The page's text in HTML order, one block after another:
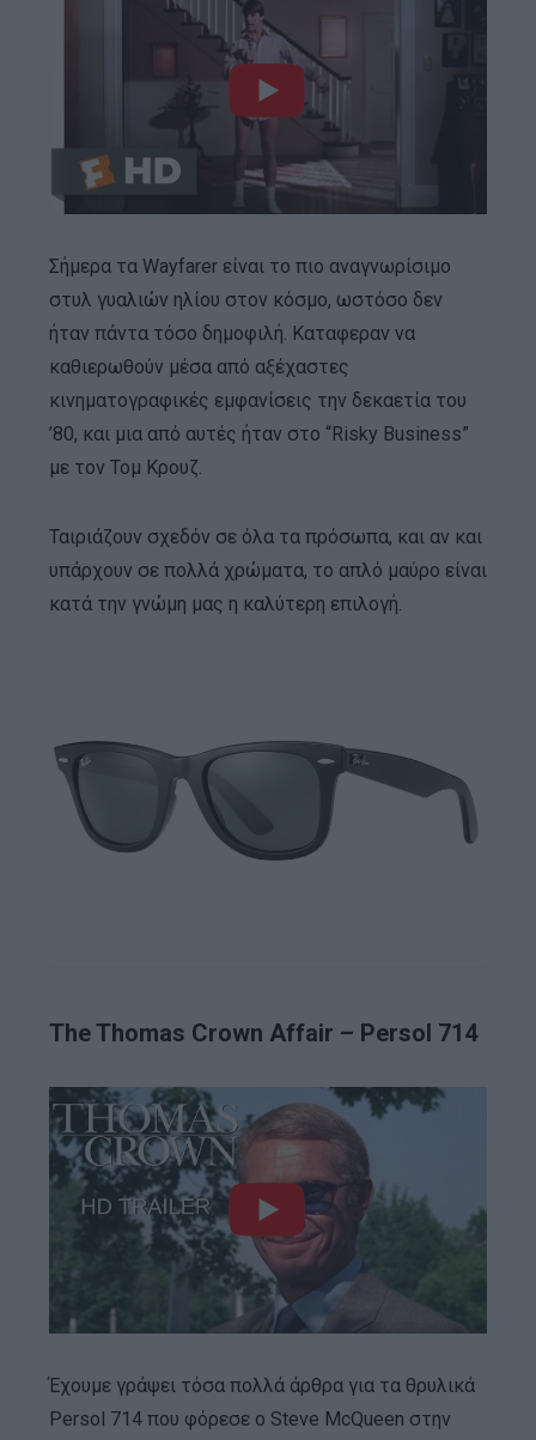
Σήμερα τα Wayfarer είναι το πιο αναγνωρίσιμο
στυλ γυαλιών ηλίου στον κόσμο, ωστόσο δεν
ήταν πάντα τόσο δημοφιλή. Καταφεραν να
καθιερωθούν μέσα από αξέχαστες
κινηματογραφικές εμφανίσεις την δεκαετία του
’80, και μια από αυτές ήταν στο “Risky Business”
με τον Τομ Κρουζ.
Ταιριάζουν σχεδόν σε όλα τα πρόσωπα, και αν και
υπάρχουν σε πολλά χρώματα, το απλό μαύρο είναι
κατά την γνώμη μας η καλύτερη επιλογή.
The Thomas Crown Affair – Persol 714
Έχουμε γράψει τόσα πολλά άρθρα για τα θρυλικά
Persol 714 που φόρεσε ο Steve McQueen στην